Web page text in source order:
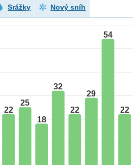
Srážky Nový sníh
22
25
18
32
22
29
54
22